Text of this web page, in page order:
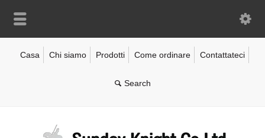
Casa Chi siamo Prodotti Come ordinare Contattateci